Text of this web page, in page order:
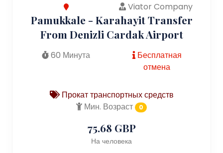
Viator Company
Pamukkale - Karahayit Transfer
From Denizli Cardak Airport
60 Минута
Бесплатная
отмена
Прокат транспортных средств
Мин. Возраст
0
75.68 GBP
На человека